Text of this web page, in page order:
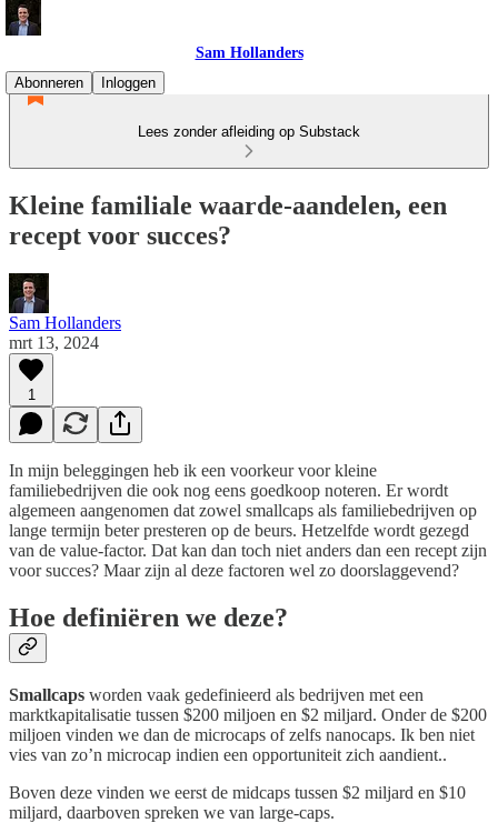
Sam Hollanders
Abonneren
Inloggen
Lees zonder afleiding op Substack
Kleine familiale waarde-aandelen, een
recept voor succes?
Sam Hollanders
mrt 13, 2024
1
In mijn beleggingen heb ik een voorkeur voor kleine
familiebedrijven die ook nog eens goedkoop noteren. Er wordt
algemeen aangenomen dat zowel smallcaps als familiebedrijven op
lange termijn beter presteren op de beurs. Hetzelfde wordt gezegd
van de value-factor. Dat kan dan toch niet anders dan een recept zijn
voor succes? Maar zijn al deze factoren wel zo doorslaggevend?
Hoe definiëren we deze?
Smallcaps worden vaak gedefinieerd als bedrijven met een
marktkapitalisatie tussen $200 miljoen en $2 miljard. Onder de $200
miljoen vinden we dan de microcaps of zelfs nanocaps. Ik ben niet
vies van zo’n microcap indien een opportuniteit zich aandient..
Boven deze vinden we eerst de midcaps tussen $2 miljard en $10
miljard, daarboven spreken we van large-caps.